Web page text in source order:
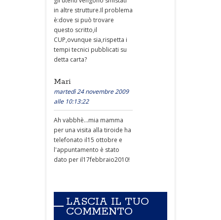
in altre strutture.Il problema
è:dove si può trovare
questo scritto,il
CUP,ovunque sia,rispetta i
tempi tecnici pubblicati su
detta carta?
Mari
martedì 24 novembre 2009
alle 10:13:22
Ah vabbhè...mia mamma
per una visita alla tiroide ha
telefonato il15 ottobre e
l'appuntamento è stato
dato per il17febbraio2010!
LASCIA IL TUO
COMMENTO